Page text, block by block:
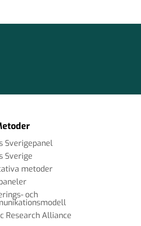
Sverigepanel
Sverige
metoder
och
Research Alliance